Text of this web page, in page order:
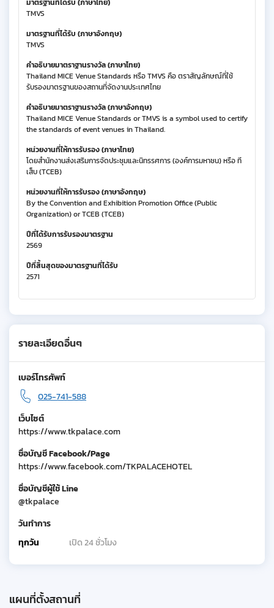
มาตรฐานที่ได้รับ (ภาษาไทย)
TMVS
มาตรฐานที่ได้รับ (ภาษาอังกฤษ)
TMVS
คำอธิบายมาตราฐานรางวัล (ภาษาไทย)
Thailand MICE Venue Standards หรือ TMVS คือ ตราสัญลักษณ์ที่ใช้
รับรองมาตรฐานของสถานที่จัดงานประเทศไทย
คำอธิบายมาตราฐานรางวัล (ภาษาอังกฤษ)
Thailand MICE Venue Standards or TMVS is a symbol used to certify
the standards of event venues in Thailand.
หน่วยงานที่ให้การรับรอง (ภาษาไทย)
โดยสำนักงานส่งเสริมการจัดประชุมและนิทรรศการ (องค์การมหาชน) หรือ ที
เส็บ (TCEB)
หน่วยงานที่ให้การรับรอง (ภาษาอังกฤษ)
By the Convention and Exhibition Promotion Office (Public
Organization) or TCEB (TCEB)
ปีที่ได้รับการรับรองมาตรฐาน
2569
ปีที่สิ้นสุดของมาตรฐานที่ได้รับ
2571
รายละเอียดอื่นๆ
เบอร์โทรศัพท์
025-741-588
เว็บไซต์
https://www.tkpalace.com
ชื่อบัญชี Facebook/Page
https://www.facebook.com/TKPALACEHOTEL
ชื่อบัญชีผู้ใช้ Line
@tkpalace
วันทำการ
ทุกวัน
เปิด 24 ชั่วโมง
แผนที่ตั้งสถานที่